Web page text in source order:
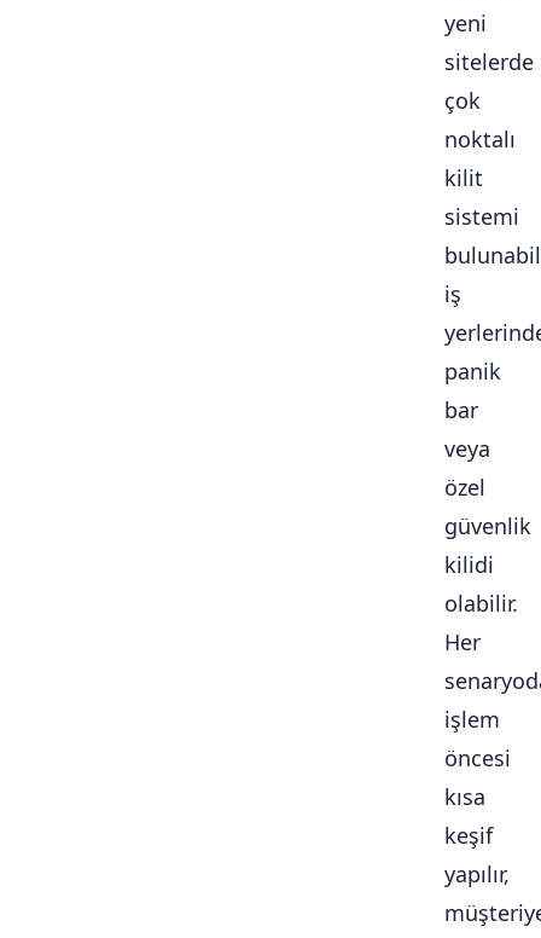
yeni
sitelerde
çok
noktalı
kilit
sistemi
iş
panik
bar
veya
özel
güvenlik
kilidi
olabilir.
Her
işlem
öncesi
kısa
keşif
yapılır,